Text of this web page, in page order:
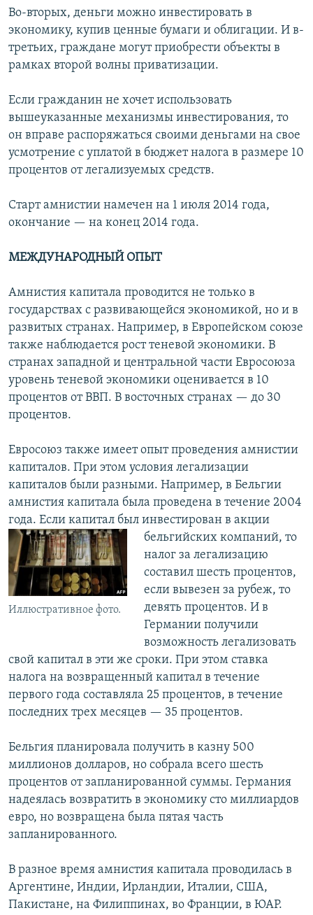
Во-вторых, деньги можно инвестировать в
экономику, купив ценные бумаги и облигации. И в-
третьих, граждане могут приобрести объекты в
рамках второй волны приватизации.
Если гражданин не хочет использовать
вышеуказанные механизмы инвестирования, то
он вправе распоряжаться своими деньгами на свое
усмотрение с уплатой в бюджет налога в размере 10
процентов от легализуемых средств.
Старт амнистии намечен на 1 июля 2014 года,
окончание — на конец 2014 года.
МЕЖДУНАРОДНЫЙ ОПЫТ
Амнистия капитала проводится не только в
государствах с развивающейся экономикой, но и в
развитых странах. Например, в Европейском союзе
также наблюдается рост теневой экономики. В
странах западной и центральной части Евросоюза
уровень теневой экономики оценивается в 10
процентов от ВВП. В восточных странах — до 30
процентов.
Евросоюз также имеет опыт проведения амнистии
капиталов. При этом условия легализации
капиталов были разными. Например, в Бельгии
амнистия капитала была проведена в течение 2004
года. Если капитал был инвестирован в акции
Иллюстративное фото.
бельгийских компаний, то
налог за легализацию
составил шесть процентов,
если вывезен за рубеж, то
девять процентов. И в
Германии получили
возможность легализовать
свой капитал в эти же сроки. При этом ставка
налога на возвращенный капитал в течение
первого года составляла 25 процентов, в течение
последних трех месяцев — 35 процентов.
Бельгия планировала получить в казну 500
миллионов долларов, но собрала всего шесть
процентов от запланированной суммы. Германия
надеялась возвратить в экономику сто миллиардов
евро, но возвращена была пятая часть
запланированного.
В разное время амнистия капитала проводилась в
Аргентине, Индии, Ирландии, Италии, США,
Пакистане, на Филиппинах, во Франции, в ЮАР.